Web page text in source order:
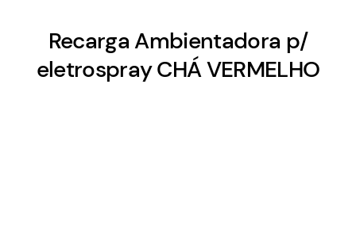
Recarga Ambientadora p/
eletrospray CHÁ VERMELHO